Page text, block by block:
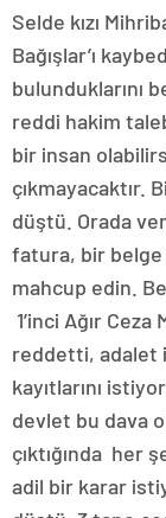
Selde kızı
Bağışlar’ı
bulunduklarını
reddi hakim
bir insan
çıkmayacaktır.
düştü. Orada
fatura, bir belge
mahcup edin.
1’inci Ağır
reddetti, adalet
kayıtlarını
devlet bu dava
çıktığında her
adil bir karar